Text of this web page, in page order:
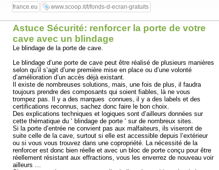
france.eu
www.scoop.it/t/fonds-d-ecran-gratuits
Astuce Sécurité: renforcer la porte de votre
cave avec un blindage
Le blindage de la porte de cave.
Le blindage d’une porte de cave peut être réalisé de plusieurs manières
selon qu’il s’agit d’une première mise en place ou d’une volonté
d’amélioration d’un accès déjà existant.
Il existe de nombreuses solutions, mais, une fois de plus, il faudra
toujours prendre des composants qui soient fiables, là ne vous
trompez pas. Il y a des marques connues, il y a des labels et des
certifications reconnus, sachez donc faire le bon choix.
Des explications techniques et logiques sont d’ailleurs données sur
cette thématique du ‘ blindage de porte ‘ sur de nombreux sites.
Si la porte d’entrée ne convient pas aux malfaiteurs, ils viseront de
suite celle de la cave, surtout si elle est accessible depuis l’extérieur
ou si vous vous trouvez dans une copropriété. La nécessité de la
renforcer est donc bien réelle et avec un bloc de porte conçu pour être
réellement résistant aux effractions, vous les enverrez de nouveau voir
ailleurs …